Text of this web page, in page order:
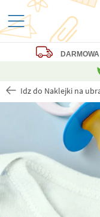
DARMOWA
Idz do Naklejki na